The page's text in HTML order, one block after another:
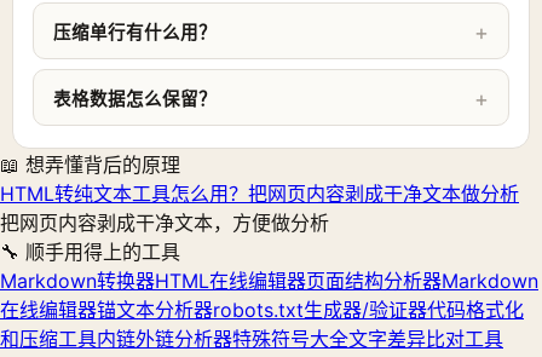
压缩单行有什么用？
表格数据怎么保留？
📖 想弄懂背后的原理
HTML转纯文本工具怎么用？把网页内容剥成干净文本做分析
把网页内容剥成干净文本，方便做分析
🔧 顺手用得上的工具
Markdown转换器HTML在线编辑器页面结构分析器Markdown
在线编辑器锚文本分析器robots.txt生成器/验证器代码格式化
和压缩工具内链外链分析器特殊符号大全文字差异比对工具